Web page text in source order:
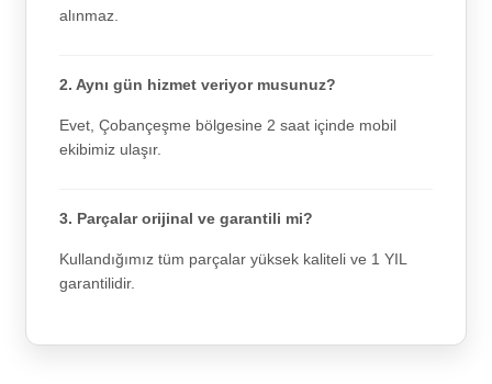
alınmaz.
2. Aynı gün hizmet veriyor musunuz?
Evet, Çobançeşme bölgesine 2 saat içinde mobil
ekibimiz ulaşır.
3. Parçalar orijinal ve garantili mi?
Kullandığımız tüm parçalar yüksek kaliteli ve 1 YIL
garantilidir.